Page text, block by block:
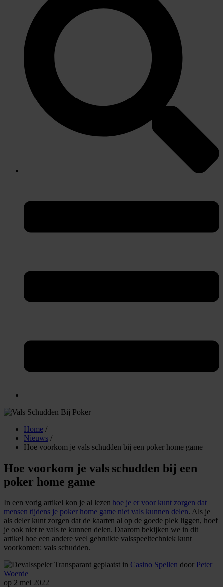
Home /
Nieuws /
Hoe voorkom je vals schudden bij een poker home game
Hoe voorkom je vals schudden bij een
poker home game
In een vorig artikel kon je al lezen hoe je er voor kunt zorgen dat
mensen tijdens je poker home game niet vals kunnen delen. Als je
als deler kunt zorgen dat de kaarten al op de goede plek liggen, hoef
je ook niet te vals te kunnen delen. Daarom bekijken we in dit
artikel hoe een andere veel gebruikte valsspeeltechniek kunt
voorkomen: vals schudden.
geplaatst in Casino Spellen door Peter
Woerde
op 2 mei 2022